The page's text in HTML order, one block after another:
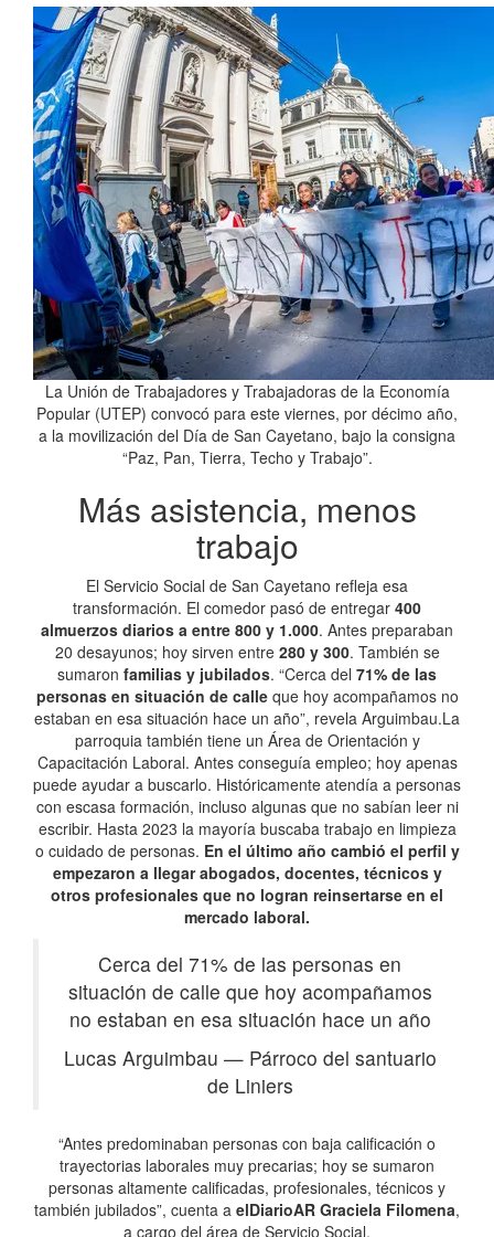
La Unión de Trabajadores y Trabajadoras de la Economía
Popular (UTEP) convocó para este viernes, por décimo año,
a la movilización del Día de San Cayetano, bajo la consigna
“Paz, Pan, Tierra, Techo y Trabajo”.
Más asistencia, menos
trabajo
El Servicio Social de San Cayetano refleja esa
transformación. El comedor pasó de entregar 400
almuerzos diarios a entre 800 y 1.000. Antes preparaban
20 desayunos; hoy sirven entre 280 y 300. También se
sumaron familias y jubilados. “Cerca del 71% de las
personas en situación de calleque hoy acompañamos no
estaban en esa situación hace un año”, revela Arguimbau.La
parroquia también tiene un Área de Orientación y
Capacitación Laboral. Antes conseguía empleo; hoy apenas
puede ayudar a buscarlo. Históricamente atendía a personas
con escasa formación, incluso algunas que no sabían leer ni
escribir. Hasta 2023 la mayoría buscaba trabajo en limpieza
o cuidado de personas. En el último año cambió el perfil y
empezaron a llegar abogados, docentes, técnicos y
otros profesionales que no logran reinsertarse en el
mercado laboral.
Cerca del 71% de las personas en
situación de calle que hoy acompañamos
no estaban en esa situación hace un año
Lucas Arguimbau —Párroco del santuario
de Liniers
“Antes predominaban personas con baja calificación o
trayectorias laborales muy precarias; hoy se sumaron
personas altamente calificadas, profesionales, técnicos y
también jubilados”, cuenta a elDiarioAR Graciela Filomena,
a cargo del área de Servicio Social.